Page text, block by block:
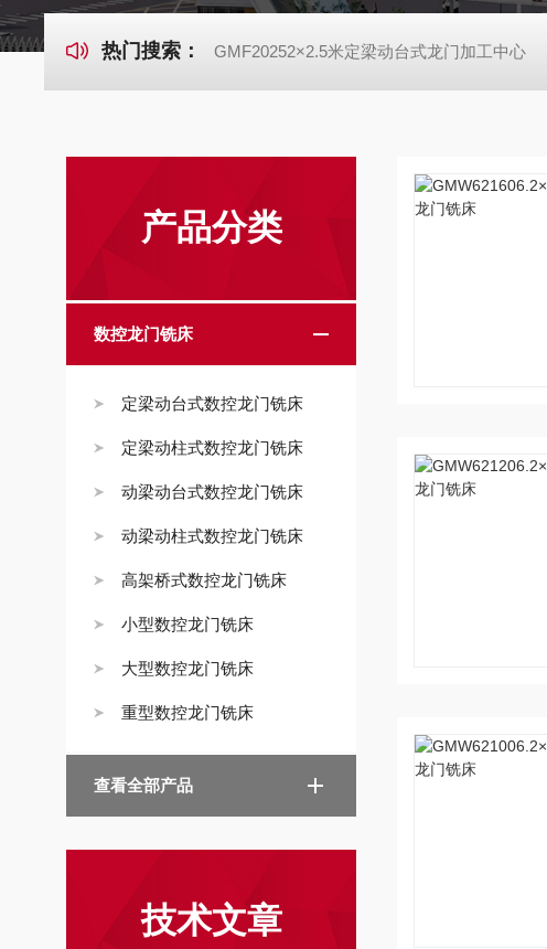
热门搜索： GMF20252×2.5米定梁动台式龙门加工中心
产品分类
数控龙门铣床
定梁动台式数控龙门铣床
定梁动柱式数控龙门铣床
动梁动台式数控龙门铣床
动梁动柱式数控龙门铣床
高架桥式数控龙门铣床
小型数控龙门铣床
大型数控龙门铣床
重型数控龙门铣床
查看全部产品
技术文章